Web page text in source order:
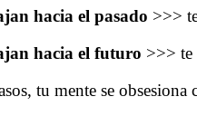
hacia el pasado >>>
hacia el futuro >>> te
tu mente se obsesiona